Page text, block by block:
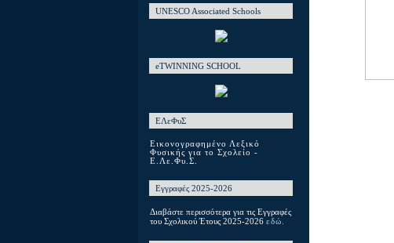
UNESCO Associated Schools
eTWINNING SCHOOL
ΕΛεΦυΣ
Εικονογραφημένο Λεξικό
Φυσικής για το Σχολείο -
Ε.Λε.Φυ.Σ.
Εγγραφές 2025-2026
Διαβάστε περισσότερα για τις Εγγραφές
του Σχολικού Έτους 2025-2026 εδώ.